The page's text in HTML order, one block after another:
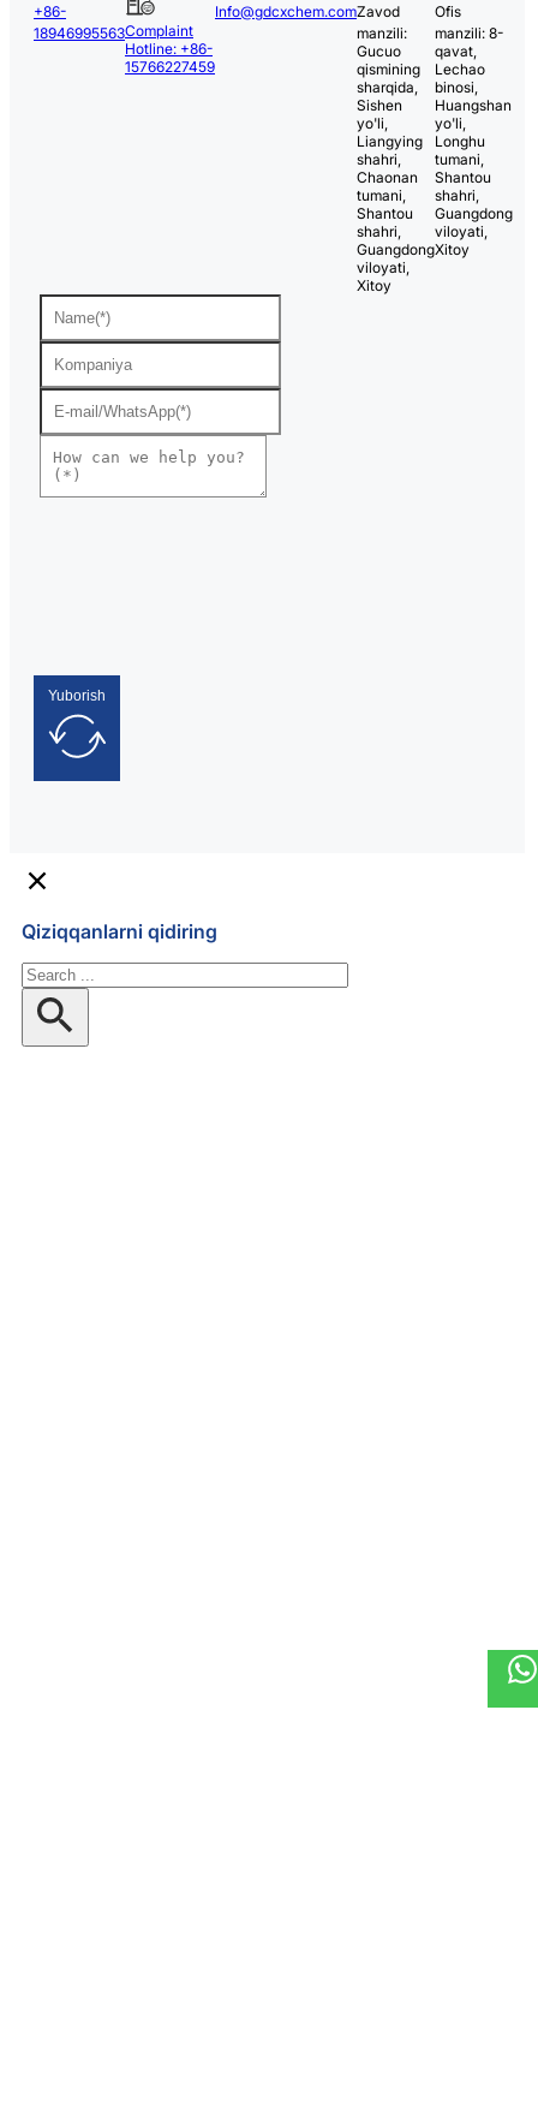
+86-
18946995563Complaint
Hotline: +86-
15766227459
Info@gdcxchem.comZavod
manzili:
Gucuo
qismining
sharqida,
Sishen
yo'li,
Liangying
shahri,
Chaonan
tumani,
Shantou
shahri,
Guangdong
viloyati,
Xitoy
Ofis
manzili: 8-
qavat,
Lechao
binosi,
Huangshan
yo'li,
Longhu
tumani,
Shantou
shahri,
Guangdong
viloyati,
Xitoy
Yuborish
Qiziqqanlarni qidiring
Qidiruv